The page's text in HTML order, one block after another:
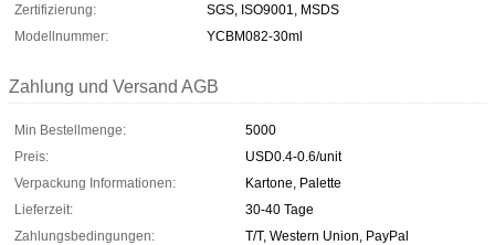
Zertifizierung:
SGS, ISO9001, MSDS
Modellnummer:
YCBM082-30ml
Zahlung und Versand AGB
Min Bestellmenge:
5000
Preis:
USD0.4-0.6/unit
Verpackung Informationen:
Kartone, Palette
Lieferzeit:
30-40 Tage
Zahlungsbedingungen:
T/T, Western Union, PayPal